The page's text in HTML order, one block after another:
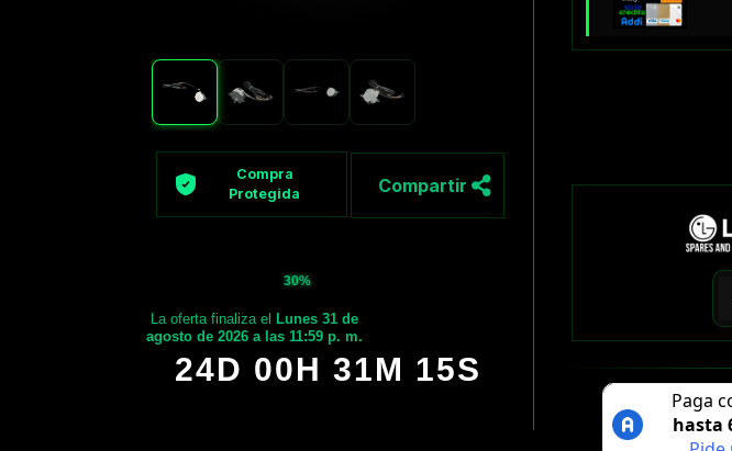
Compra
Protegida
Compartir
30%
La oferta finaliza elLunes 31 de
agosto de 2026 a las 11:59 p. m.
24D 00H 31M 14S